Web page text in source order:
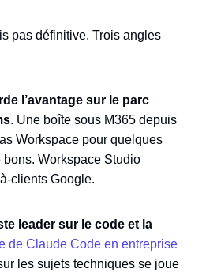
pas définitive. Trois angles
l’avantage sur le parc
. Une boîte sous M365 depuis
Workspace pour quelques
Workspace Studio
clients Google.
leader sur le code et la
de Claude Code en entreprise
les sujets techniques se joue